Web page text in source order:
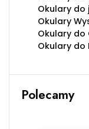
Okulary do
Okulary
Okulary do
Okulary do
Polecamy